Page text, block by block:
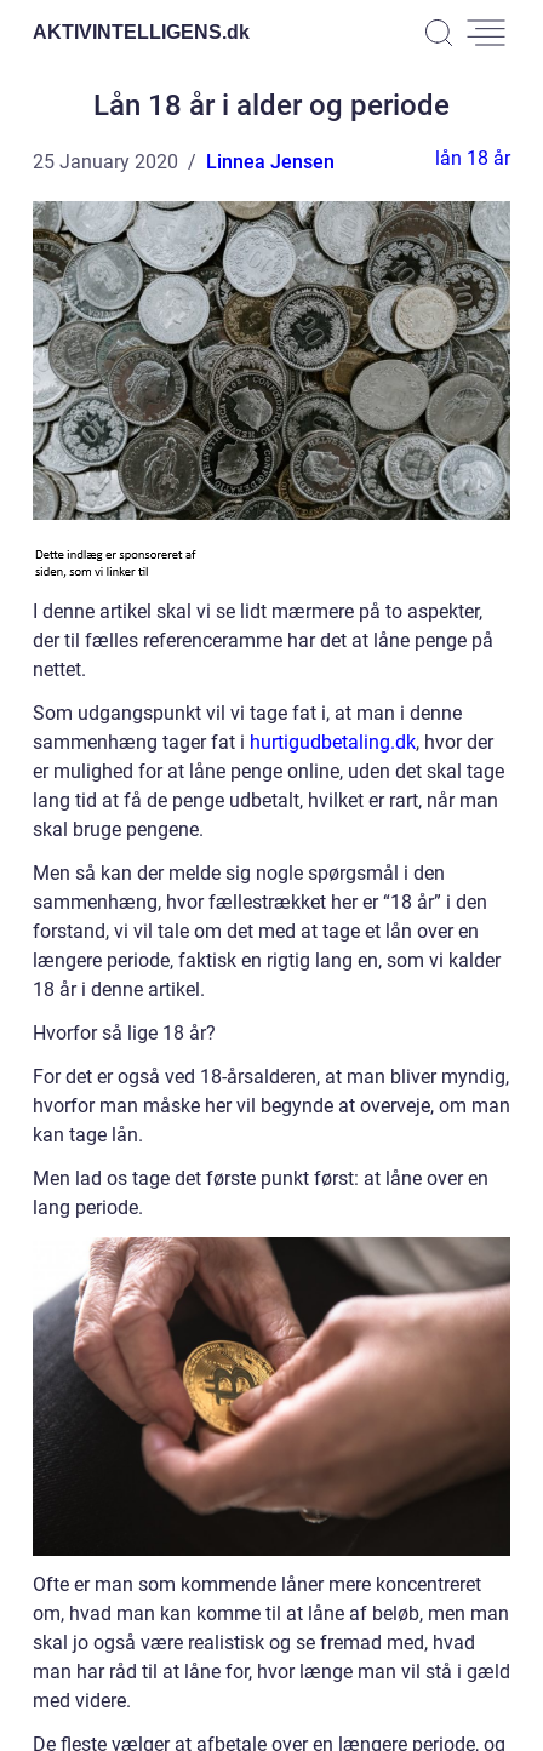
AKTIVINTELLIGENS.dk
Lån 18 år i alder og periode
25 January 2020 Linnea Jensen lån 18 år
I denne artikel skal vi se lidt mærmere på to aspekter,
der til fælles referenceramme har det at låne penge på
nettet.
Som udgangspunkt vil vi tage fat i, at man i denne
sammenhæng tager fat i hurtigudbetaling.dk, hvor der
er mulighed for at låne penge online, uden det skal tage
lang tid at få de penge udbetalt, hvilket er rart, når man
skal bruge pengene.
Men så kan der melde sig nogle spørgsmål i den
sammenhæng, hvor fællestrækket her er “18 år” i den
forstand, vi vil tale om det med at tage et lån over en
længere periode, faktisk en rigtig lang en, som vi kalder
18 år i denne artikel.
Hvorfor så lige 18 år?
For det er også ved 18-årsalderen, at man bliver myndig,
hvorfor man måske her vil begynde at overveje, om man
kan tage lån.
Men lad os tage det første punkt først: at låne over en
lang periode.
Ofte er man som kommende låner mere koncentreret
om, hvad man kan komme til at låne af beløb, men man
skal jo også være realistisk og se fremad med, hvad
man har råd til at låne for, hvor længe man vil stå i gæld
med videre.
De fleste vælger at afbetale over en længere periode, og